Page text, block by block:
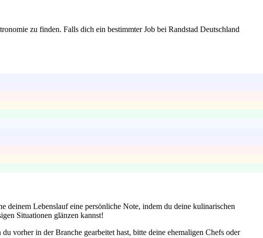
zu finden. Falls dich ein bestimmter Job bei Randstad Deutschland
deinem Lebenslauf eine persönliche Note, indem du deine kulinarischen
Situationen glänzen kannst!
vorher in der Branche gearbeitet hast, bitte deine ehemaligen Chefs oder